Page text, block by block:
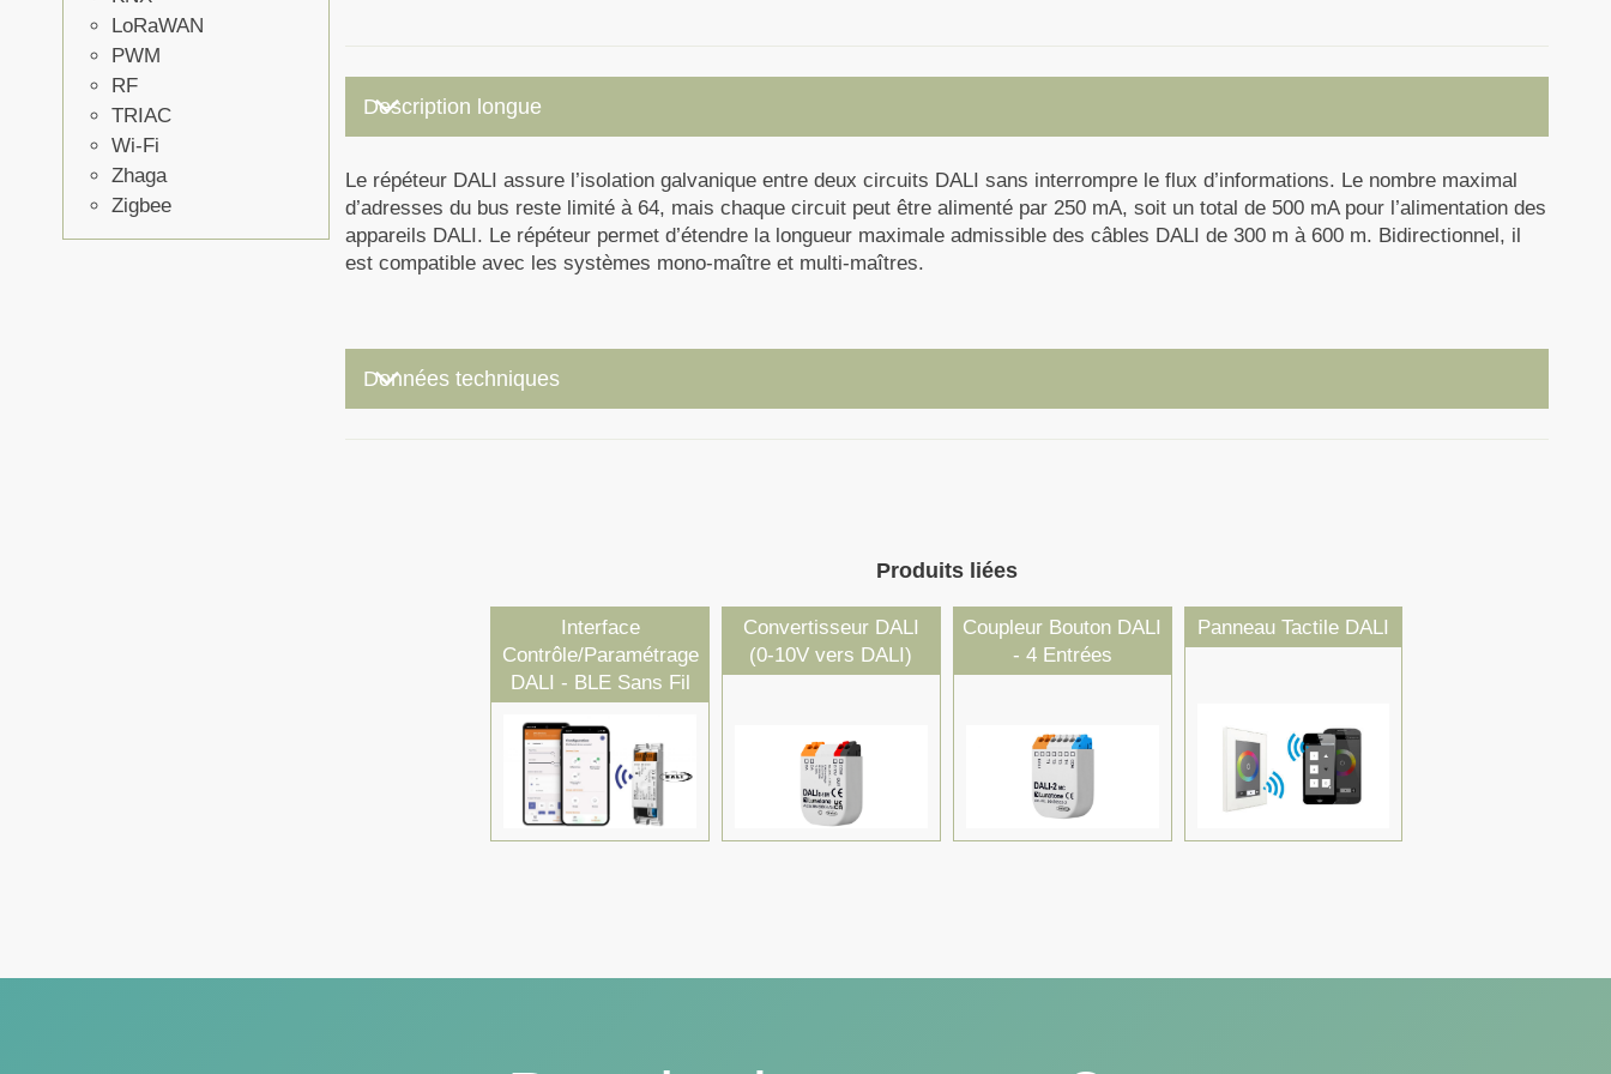
LoRaWAN
PWM
RF
TRIAC
Wi-Fi
Zhaga
Zigbee
Description longue
keyboard_arrow_down
Le répéteur DALI assure l’isolation galvanique entre deux circuits DALI sans interrompre le flux d’informations. Le nombre maximal
d’adresses du bus reste limité à 64, mais chaque circuit peut être alimenté par 250 mA, soit un total de 500 mA pour l’alimentation des
appareils DALI. Le répéteur permet d’étendre la longueur maximale admissible des câbles DALI de 300 m à 600 m. Bidirectionnel, il
est compatible avec les systèmes mono-maître et multi-maîtres.
Données techniques
keyboard_arrow_down
Produits liées
Interface
Contrôle/Paramétrage
DALI - BLE Sans Fil
Convertisseur DALI
(0-10V vers DALI)
Coupleur Bouton DALI
- 4 Entrées
Panneau Tactile DALI